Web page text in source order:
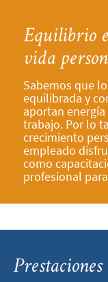
Equilibrio
vida
Sabemos que
equilibrada y
aportan
trabajo. Por lo
crecimiento
empleado
como
profesional
Prestaciones